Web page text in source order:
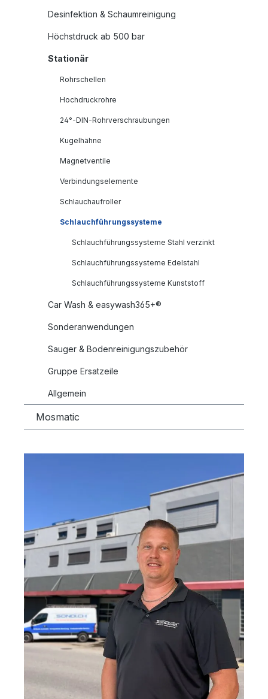
Desinfektion & Schaumreinigung
Höchstdruck ab 500 bar
Stationär
Rohrschellen
Hochdruckrohre
24°-DIN-Rohrverschraubungen
Kugelhähne
Magnetventile
Verbindungselemente
Schlauchaufroller
Schlauchführungssysteme
Schlauchführungssysteme Stahl verzinkt
Schlauchführungssysteme Edelstahl
Schlauchführungssysteme Kunststoff
Car Wash & easywash365+®
Sonderanwendungen
Sauger & Bodenreinigungszubehör
Gruppe Ersatzeile
Allgemein
Mosmatic